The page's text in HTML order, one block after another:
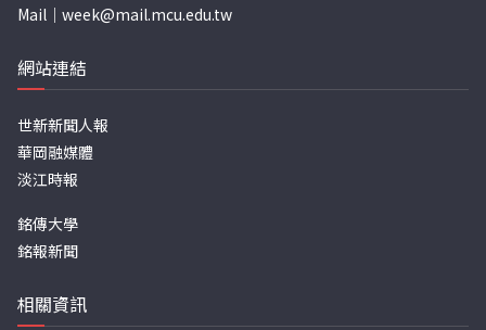
Mail｜ week@mail.mcu.edu.tw
網站連結
世新新聞人報
華岡融媒體
淡江時報
銘傳大學
銘報新聞
相關資訊